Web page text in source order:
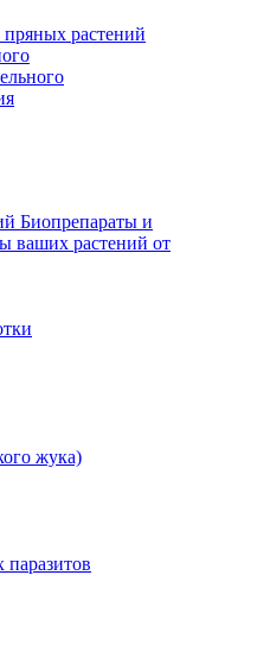
растений
Биопрепараты и
ваших растений от
жука)